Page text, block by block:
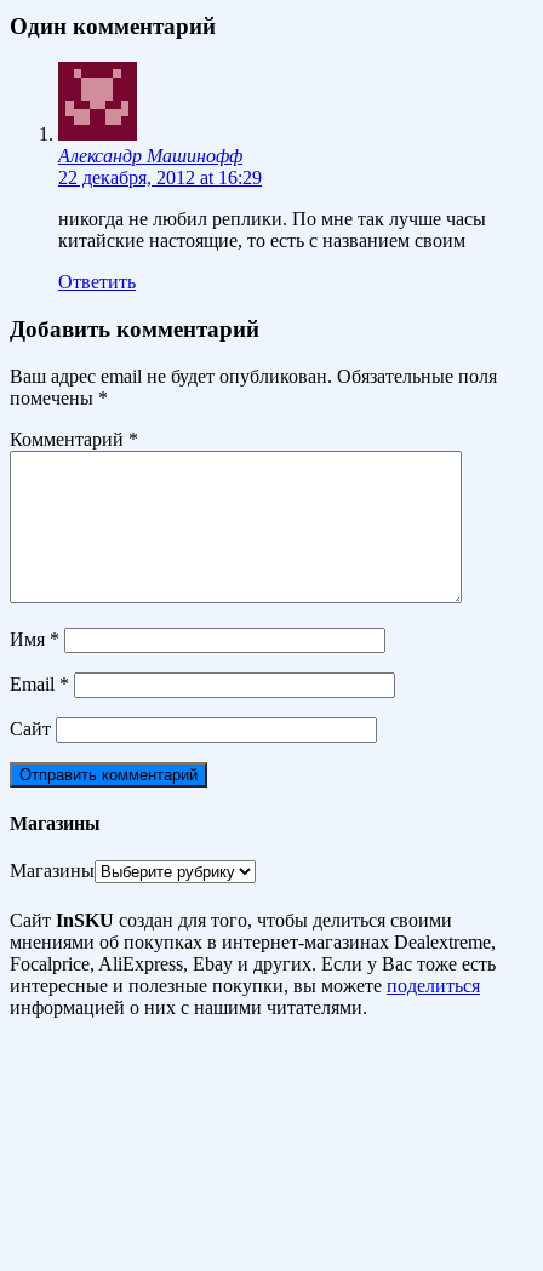
Один комментарий
Александр Машинофф
22 декабря, 2012 at 16:29
никогда не любил реплики. По мне так лучше часы
китайские настоящие, то есть с названием своим
Ответить
Добавить комментарий
Ваш адрес email не будет опубликован. Обязательные поля
помечены *
Комментарий *
Имя *
Email *
Сайт
Магазины
Магазины
Сайт InSKU создан для того, чтобы делиться своими
мнениями об покупках в интернет-магазинах Dealextreme,
Focalprice, AliExpress, Ebay и других. Если у Вас тоже есть
интересные и полезные покупки, вы можете поделиться
информацией о них с нашими читателями.